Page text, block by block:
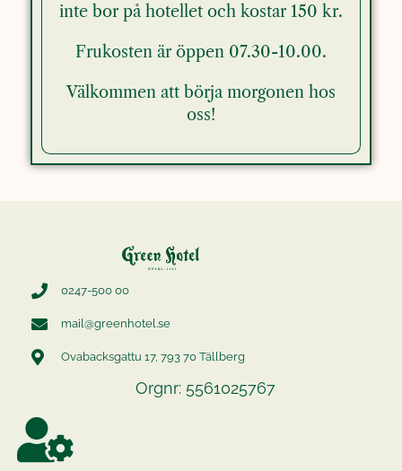
inte bor på hotellet och kostar 150 kr.
Frukosten är öppen 07.30-10.00.
Välkommen att börja morgonen hos
oss!
0247-500 00
mail@greenhotel.se
Ovabacksgattu 17, 793 70 Tällberg
Orgnr: 5561025767